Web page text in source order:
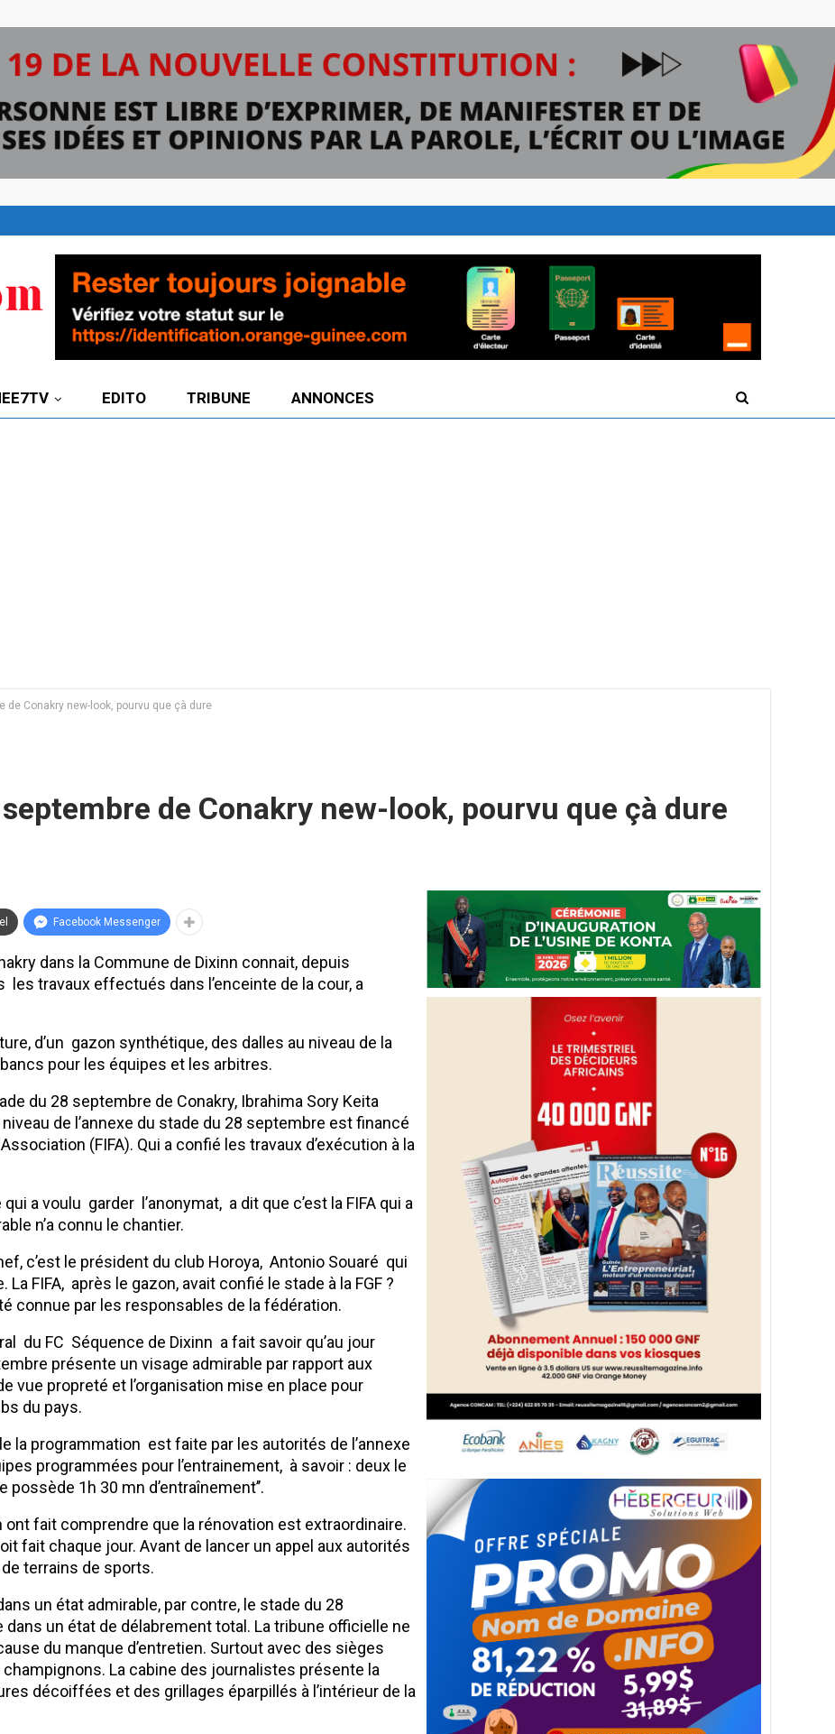
EDITO TRIBUNE ANNONCES
de Conakry new-look, pourvu que çà dure
de Conakry new-look, pourvu que çà dure
Facebook Messenger
dans la Commune de Dixinn connait, depuis
travaux effectués dans l’enceinte de la cour, a
d’un gazon synthétique, des dalles au niveau de la
pour les équipes et les arbitres.
du 28 septembre de Conakry, Ibrahima Sory Keita
niveau de l’annexe du stade du 28 septembre est financé
(FIFA). Qui a confié les travaux d’exécution à la
a voulu garder l’anonymat, a dit que c’est la FIFA qui a
n’a connu le chantier.
c’est le président du club Horoya, Antonio Souaré qui
FIFA, après le gazon, avait confié le stade à la FGF ?
connue par les responsables de la fédération.
du FC Séquence de Dixinn a fait savoir qu’au jour
présente un visage admirable par rapport aux
vue propreté et l’organisation mise en place pour
du pays.
la programmation est faite par les autorités de l’annexe
programmées pour l’entrainement, à savoir : deux le
1h 30 mn d’entraînement’’.
fait comprendre que la rénovation est extraordinaire.
fait chaque jour. Avant de lancer un appel aux autorités
terrains de sports.
un état admirable, par contre, le stade du 28
un état de délabrement total. La tribune officielle ne
du manque d’entretien. Surtout avec des sièges
La cabine des journalistes présente la
décoiffées et des grillages éparpillés à l’intérieur de la